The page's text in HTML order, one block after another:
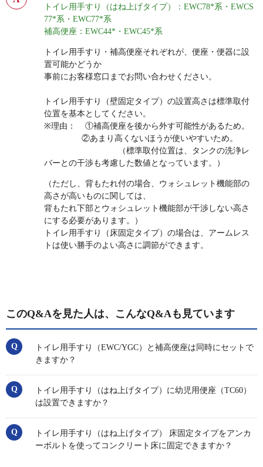
トイレ用手すり（はね上げタイプ）：EWC78*系・EWCS
77*系・EWC77*系
補高便座：EWC44*・EWC45*系
トイレ用手すり・補高便座それぞれが、便座・便器に設
置可能かどうか
事前にお客様窓口までお問い合わせください。
トイレ用手すり（壁固定タイプ）の設置高さは標準取付
位置を基本としてください。
※理由： ①補高便座を後から外す可能性があるため。
②あまり高くないほうが使いやすいため。
（標準取付位置は、タンクの洗浄レ
バーとの干渉も考慮した数値となっています。）
（ただし、背もたれ付の場合、ウォシュレット機能部の
高さが高いものに関しては、
背もたれ下部とウォシュレット機能部が干渉しない高さ
にする必要があります。）
トイレ用手すり（床固定タイプ）の場合は、アームレス
トは使い勝手のよい高さに調節ができます。
このQ&Aを見た人は、こんなQ&Aも見ています
トイレ用手すり（EWC/YGC）と補高便座は同時にセットで
きますか？
トイレ用手すり（はね上げタイプ）に幼児用便座（TC60）
は設置できますか？
トイレ用手すり（はね上げタイプ） 床固定タイプをアンカ
ーボルトを使ってコンクリート床に固定できますか？